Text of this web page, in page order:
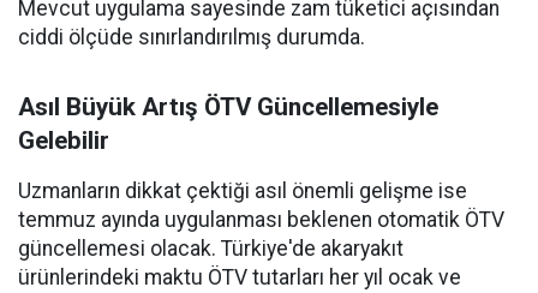
Mevcut uygulama sayesinde zam tüketici açısından
ciddi ölçüde sınırlandırılmış durumda.
Asıl Büyük Artış ÖTV Güncellemesiyle
Gelebilir
Uzmanların dikkat çektiği asıl önemli gelişme ise
temmuz ayında uygulanması beklenen otomatik ÖTV
güncellemesi olacak. Türkiye'de akaryakıt
ürünlerindeki maktu ÖTV tutarları her yıl ocak ve